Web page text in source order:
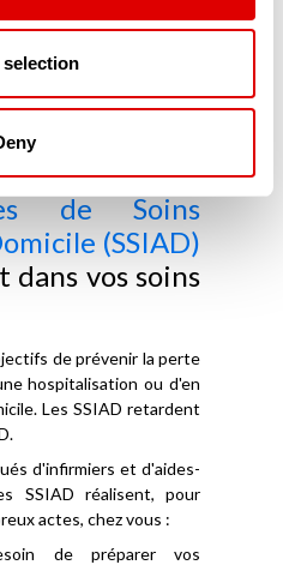
vous a prescrit des
sont là pour vous
médicamenteuses et
de Soins
(SSIAD)
dans vos soins
de prévenir la perte
hospitalisation ou d'en
Les SSIAD retardent
d'infirmiers et d'aides-
SSIAD réalisent, pour
actes, chez vous :
de préparer vos